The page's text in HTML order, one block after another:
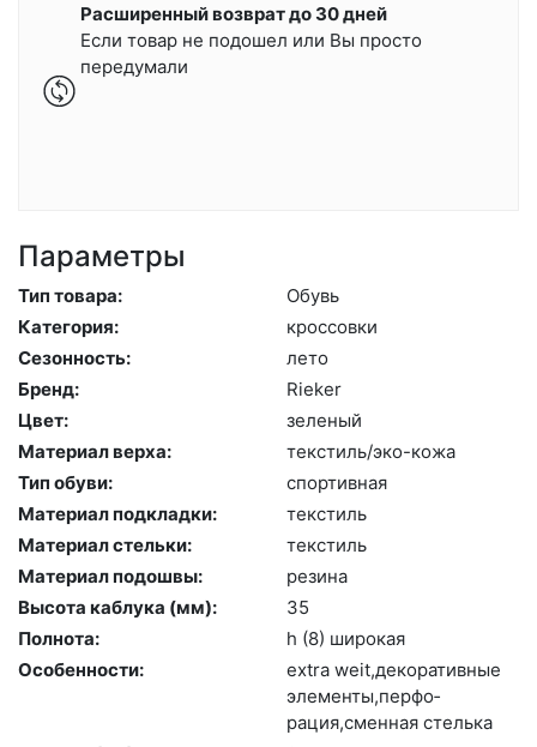
Расширенный возврат до 30 дней
Если товар не подошел или Вы просто
передумали
Параметры
Тип товара:
Обувь
Категория:
крос­совки
Сезонность:
ле­то
Бренд:
Ri­eker
Цвет:
зе­леный
Материал верха:
текс­тиль/эко-ко­жа
Тип обуви:
спор­тивная
Материал подкладки:
текс­тиль
Материал стельки:
текс­тиль
Материал подошвы:
ре­зина
Высота каблука (мм):
35
Полнота:
h (8) ши­рокая
Особенности:
ext­ra we­it,де­кора­тив­ные
эле­мен­ты,пер­фо­
рация,смен­ная стель­ка